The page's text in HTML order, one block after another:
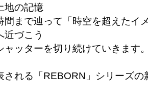
地の記憶
間まで辿って「時空を超えたイ
近づこう
ャッターを切り続けていきます
される「REBORN」シリーズ